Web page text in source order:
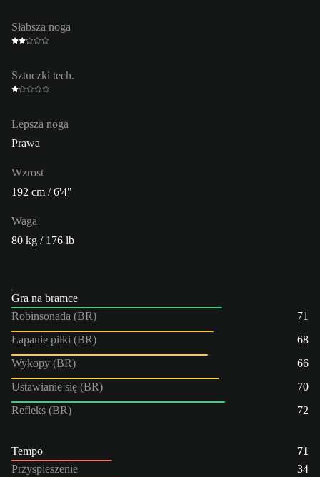
Słabsza noga
Sztuczki tech.
Lepsza noga
Prawa
Wzrost
192 cm / 6'4"
Waga
80 kg / 176 lb
Gra na bramce
Robinsonada (BR)
71
Łapanie piłki (BR)
68
Wykopy (BR)
66
Ustawianie się (BR)
70
Refleks (BR)
72
Tempo
71
Przyspieszenie
34